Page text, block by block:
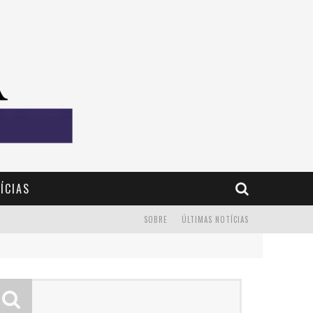
ÚLTIMAS NOTÍCIAS
SOBRE